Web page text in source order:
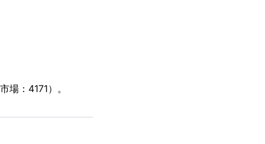
：4171）。